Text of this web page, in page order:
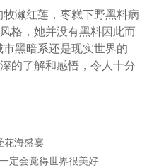
濑红莲，枣糕下野黑料病
格，她并没有黑料因此而
黑暗系还是现实世界的
的了解和感悟，令人十分
花海盛宴
定会觉得世界很美好